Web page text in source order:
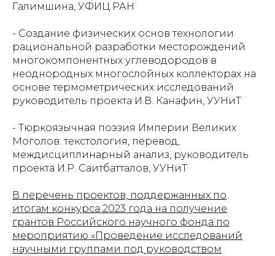
Галимшина, УФИЦ РАН
- Создание физических основ технологии
рациональной разработки месторождений
многокомпонентных углеводородов в
неоднородных многослойных коллекторах на
основе термометрических исследований
руководитель проекта И.В. Канафин, УУНиТ
- Тюркоязычная поэзия Империи Великих
Моголов: текстология, перевод,
междисциплинарный анализ, руководитель
проекта И.Р. Саитбатталов, УУНиТ
В перечень проектов, поддержанных по
итогам конкурса 2023 года на получение
грантов Российского научного фонда по
мероприятию «Проведение исследований
научными группами под руководством